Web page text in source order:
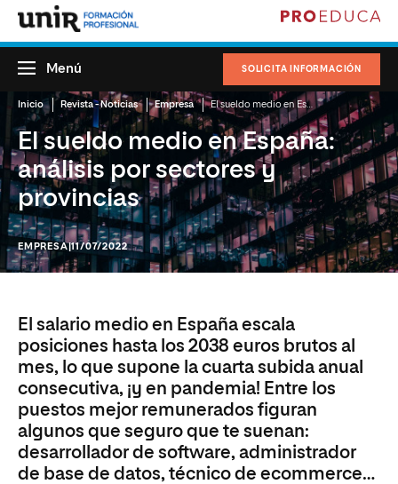
SOLICITA INFORMACIÓN
Menú
Inicio Revista - Noticias Empresa El sueldo medio en España: análisis por sectores y provincias
El sueldo medio en España:
análisis por sectores y
provincias
EMPRESA|11/07/2022
El salario medio en España escala
posiciones hasta los 2038 euros brutos al
mes, lo que supone la cuarta subida anual
consecutiva, ¡y en pandemia! Entre los
puestos mejor remunerados figuran
algunos que seguro que te suenan:
desarrollador de software, administrador
de base de datos, técnico de ecommerce…